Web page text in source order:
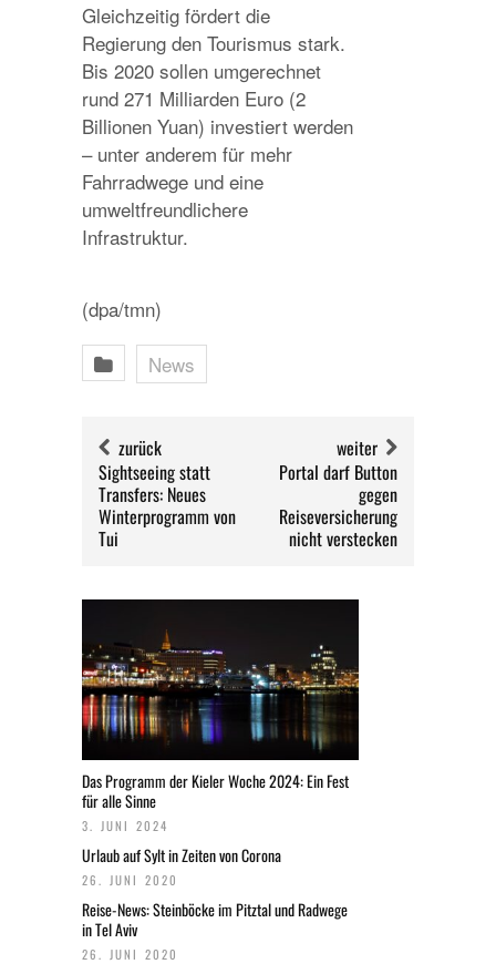
Gleichzeitig fördert die
Regierung den Tourismus stark.
Bis 2020 sollen umgerechnet
rund 271 Milliarden Euro (2
Billionen Yuan) investiert werden
– unter anderem für mehr
Fahrradwege und eine
umweltfreundlichere
Infrastruktur.
(dpa/tmn)
News
zurück
Sightseeing statt
Transfers: Neues
Winterprogramm von
Tui
weiter
Portal darf Button
gegen
Reiseversicherung
nicht verstecken
Das Programm der Kieler Woche 2024: Ein Fest
für alle Sinne
3. JUNI 2024
Urlaub auf Sylt in Zeiten von Corona
26. JUNI 2020
Reise-News: Steinböcke im Pitztal und Radwege
in Tel Aviv
26. JUNI 2020